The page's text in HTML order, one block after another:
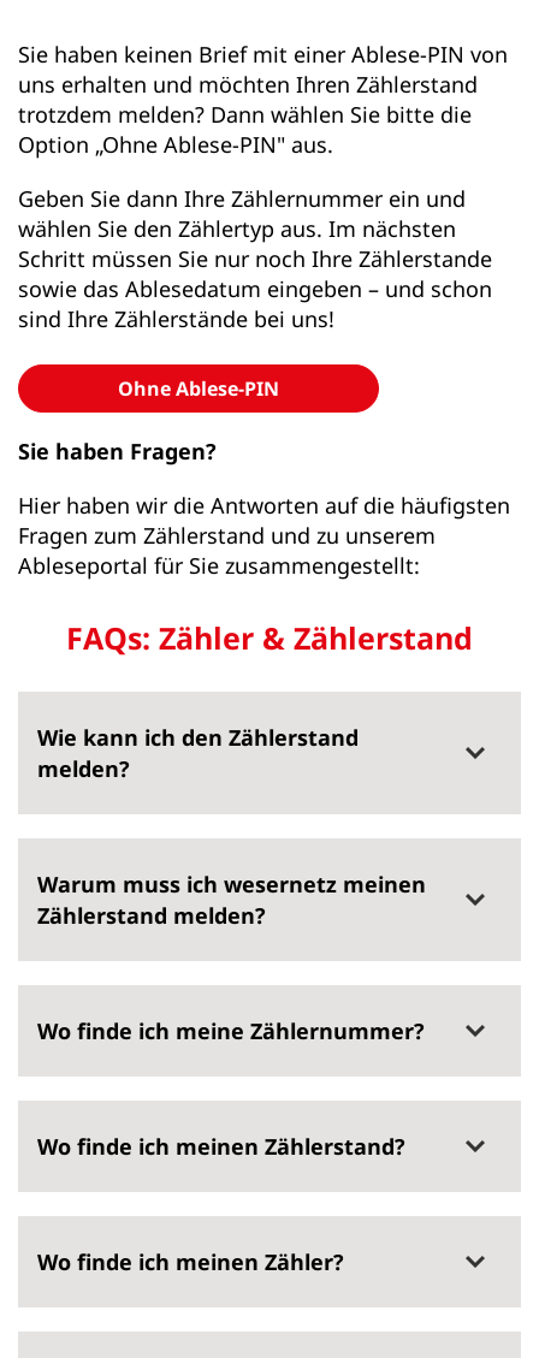
Sie haben keinen Brief mit einer Ablese-PIN von
uns erhalten und möchten Ihren Zählerstand
trotzdem melden? Dann wählen Sie bitte die
Option „Ohne Ablese-PIN" aus.
Geben Sie dann Ihre Zählernummer ein und
wählen Sie den Zählertyp aus. Im nächsten
Schritt müssen Sie nur noch Ihre Zählerstande
sowie das Ablesedatum eingeben – und schon
sind Ihre Zählerstände bei uns!
Ohne Ablese-PIN
Sie haben Fragen?
Hier haben wir die Antworten auf die häufigsten
Fragen zum Zählerstand und zu unserem
Ableseportal für Sie zusammengestellt:
FAQs: Zähler & Zählerstand
Wie kann ich den Zählerstand
melden?
Warum muss ich wesernetz meinen
Zählerstand melden?
Wo finde ich meine Zählernummer?
Wo finde ich meinen Zählerstand?
Wo finde ich meinen Zähler?